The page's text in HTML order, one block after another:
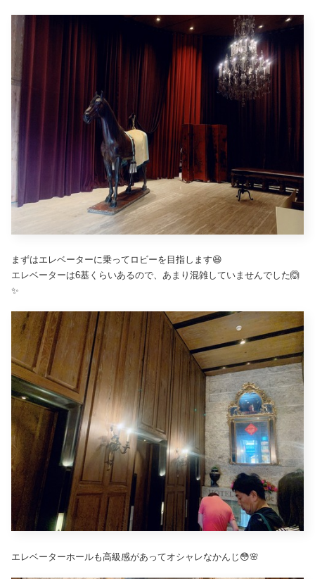
まずはエレベーターに乗ってロビーを目指します😆
エレベーターは6基くらいあるので、あまり混雑していませんでした🙆
✨
エレベーターホールも高級感があってオシャレなかんじ😳🌸